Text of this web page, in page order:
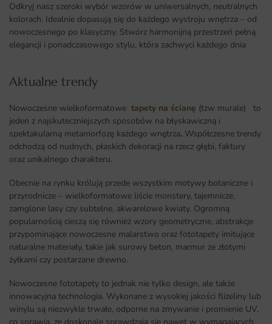
Odkryj nasz szeroki wybór wzorów w uniwersalnych, neutralnych
kolorach. Idealnie dopasują się do każdego wystroju wnętrza – od
nowoczesnego po klasyczny. Stwórz harmonijną przestrzeń pełną
elegancji i ponadczasowego stylu, która zachwyci każdego dnia
Aktualne trendy​
Nowoczesne wielkoformatowe tapety na ścianę (tzw murale) to
jeden z najskuteczniejszych sposobów na błyskawiczną i
spektakularną metamorfozę każdego wnętrza. Współczesne trendy
odchodzą od nudnych, płaskich dekoracji na rzecz głębi, faktury
oraz unikalnego charakteru.
Obecnie na rynku królują przede wszystkim motywy botaniczne i
przyrodnicze – wielkoformatowe liście monstery, tajemnicze,
zamglone lasy czy subtelne, akwarelowe kwiaty. Ogromną
popularnością cieszą się również wzory geometryczne, abstrakcje
przypominające nowoczesne malarstwo oraz fototapety imitujące
naturalne materiały, takie jak surowy beton, marmur ze złotymi
żyłkami czy postarzane drewno.
Nowoczesne fototapety to jednak nie tylko design, ale także
innowacyjna technologia. Wykonane z wysokiej jakości flizeliny lub
winylu są niezwykle trwałe, odporne na zmywanie i promienie UV,